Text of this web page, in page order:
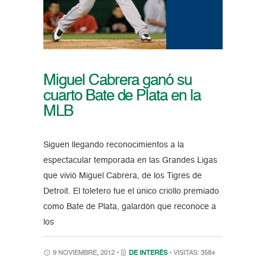
Miguel Cabrera ganó su
cuarto Bate de Plata en la
MLB
Siguen llegando reconocimientos a la
espectacular temporada en las Grandes Ligas
que vivió Miguel Cabrera, de los Tigres de
Detroit. El toletero fue el único criollo premiado
como Bate de Plata, galardón que reconoce a
los
9 NOVIEMBRE, 2012 • DE INTERÉS • VISITAS: 3584